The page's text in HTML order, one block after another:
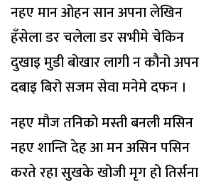
नहए मान ओहन सान अपना लेखिन
हँसेला डर चलेला डर सभीमे चेकिन
दुखाइ मुडी बोखार लागी न कौनो अपन
दबाइ बिरो सजम सेवा मनेमे दफन ।
नहए मौज तनिको मस्ती बनली मसिन
नहए शान्ति देह आ मन असिन पसिन
करते रहा सुखके खोजी मृग हो तिर्सना